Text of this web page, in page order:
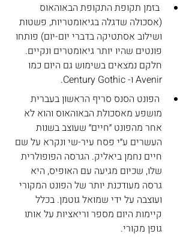
בזמן תקופת התקופת הבאוהאוס
(אסכולה שדגלה בגיאומטריות, פשטות
ושילוב אסתטיקה בדברי יום-יום) פותחו
פונטים שהיו יותר גיאומטרים ונקיים.
חלקם נמצאים בשימוש גם היום כמו
Avenir ו- Century Gothic.
הפונט הסנס סריף הראשון בעברית
מושפע מאסכולת הבאוהאוס והוא לא
אחר מהפונט ״חיים״ שעוצב בשנות
העשרים ע״י פסח עיר-שי ונקרא על שם
חיים נחמן ביאליק. הגרסה הפופולרית
שלו, שכיום מגיעה עם האופיס, היא
גרסה מעודכנת יותר של הפונט המקורי
ועוצבה על ידי שמואל גוטמן. בכלל
קיימות היום מספר וריאציות על אותו
גופן מקורי.